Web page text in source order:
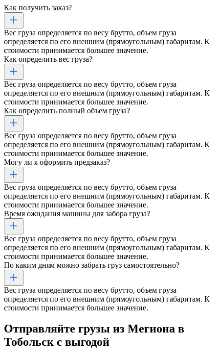
Как получить заказ?
Вес груза определяется по весу брутто, объем груза
определяется по его внешним (прямоугольным) габаритам. К
стоимости принимается большее значение.
Как определить вес груза?
Вес груза определяется по весу брутто, объем груза
определяется по его внешним (прямоугольным) габаритам. К
стоимости принимается большее значение.
Как определить полный объем груза?
Вес груза определяется по весу брутто, объем груза
определяется по его внешним (прямоугольным) габаритам. К
стоимости принимается большее значение.
Могу ли я оформить предзаказ?
Вес груза определяется по весу брутто, объем груза
определяется по его внешним (прямоугольным) габаритам. К
стоимости принимается большее значение.
Время ожидания машины для забора груза?
Вес груза определяется по весу брутто, объем груза
определяется по его внешним (прямоугольным) габаритам. К
стоимости принимается большее значение.
По каким дням можно забрать груз самостоятельно?
Вес груза определяется по весу брутто, объем груза
определяется по его внешним (прямоугольным) габаритам. К
стоимости принимается большее значение.
Отправляйте грузы из Мегиона в
Тобольск с выгодой